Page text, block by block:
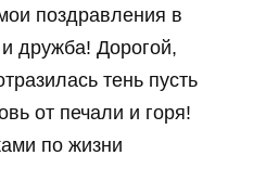
поздравления в
дружба! Дорогой,
тень пусть
от печали и горя!
по жизни